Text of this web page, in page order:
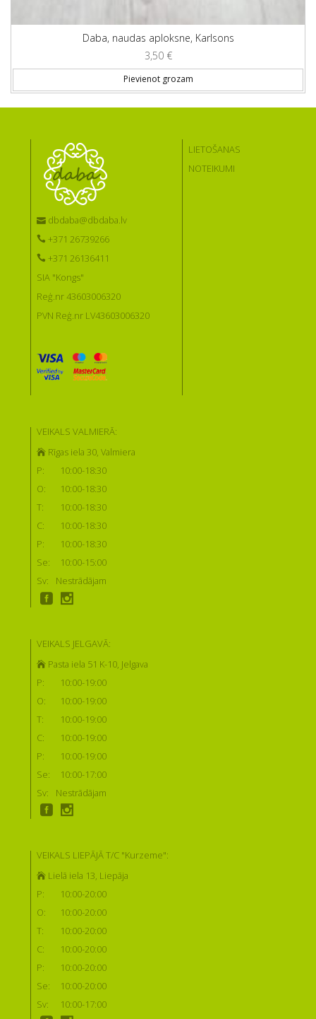
Daba, naudas aploksne, Karlsons
3,50 €
Pievienot grozam
dbdaba@dbdaba.lv
+371 26739266
+371 26136411
SIA "Kongs"
Reģ.nr 43603006320
PVN Reģ.nr LV43603006320
LIETOŠANAS
NOTEIKUMI
VEIKALS VALMIERĀ:
Rīgas iela 30, Valmiera
P:
10:00-18:30
O:
10:00-18:30
T:
10:00-18:30
C:
10:00-18:30
P:
10:00-18:30
Se:
10:00-15:00
Sv:
Nestrādājam
VEIKALS JELGAVĀ:
Pasta iela 51 K-10, Jelgava
P:
10:00-19:00
O:
10:00-19:00
T:
10:00-19:00
C:
10:00-19:00
P:
10:00-19:00
Se:
10:00-17:00
Sv:
Nestrādājam
VEIKALS LIEPĀJĀ T/C "Kurzeme":
Lielā iela 13, Liepāja
P:
10:00-20:00
O:
10:00-20:00
T:
10:00-20:00
C:
10:00-20:00
P:
10:00-20:00
Se:
10:00-20:00
Sv:
10:00-17:00